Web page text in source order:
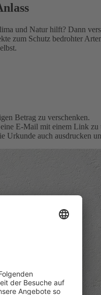
und Natur hilft? Dann
zum Schutz bedrohter
Betrag zu verschenken.
E-Mail mit einem Link zu
Urkunde auch ausdrucken